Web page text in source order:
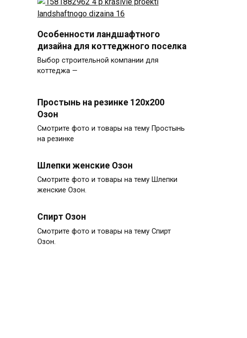
Особенности ландшафтного
дизайна для коттеджного поселка
Выбор строительной компании для
коттеджа —
Простынь на резинке 120х200
Озон
Смотрите фото и товары на тему Простынь
на резинке
Шлепки женские Озон
Смотрите фото и товары на тему Шлепки
женские Озон.
Спирт Озон
Смотрите фото и товары на тему Спирт
Озон.